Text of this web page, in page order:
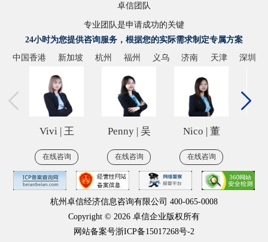
卓信团队
专业团队是申请成功的关键
24小时为您提供咨询服务，根据您的实际需求制定专属方案
中国香港
新加坡 杭州 福州 义乌 济南 天津 深圳
Vivi | 王
在线咨询
Penny | 吴
在线咨询
Nico | 董
在线咨询
杭州卓信经济信息咨询有限公司 400-065-0008
Copyright © 2026 卓信企业版权所有
网站备案号浙ICP备15017268号-2